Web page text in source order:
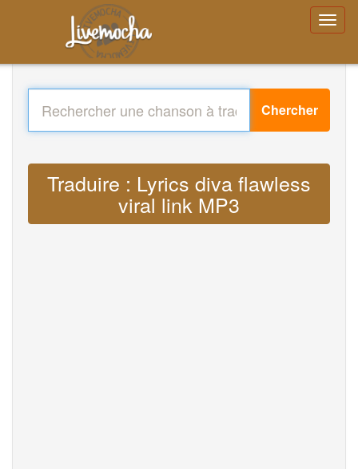
Chercher
Traduire : Lyrics diva flawless
viral link MP3